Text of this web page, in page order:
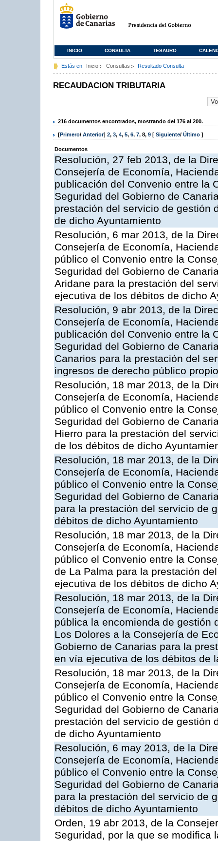
INICIO CONSULTA TESAURO
Estás en: Inicio Consultas Resultado Consulta
RECAUDACION TRIBUTARIA
216 documentos encontrados, mostrando del 176 al 200.
[Primero/ Anterior] 2, 3, 4, 5, 6, 7, 8, 9 [ Siguiente/ Último ]
Documentos
Resolución, 27 feb 2013, de la
Consejería de Economía,
publicación del Convenio entre la
Seguridad del Gobierno de
prestación del servicio de gestión
de dicho Ayuntamiento
Resolución, 6 mar 2013, de la
Consejería de Economía,
público el Convenio entre la
Seguridad del Gobierno de
Aridane para la prestación del
ejecutiva de los débitos de dicho
Resolución, 9 abr 2013, de la
Consejería de Economía,
publicación del Convenio entre la
Seguridad del Gobierno de
Canarios para la prestación del
ingresos de derecho público
Resolución, 18 mar 2013, de la
Consejería de Economía,
público el Convenio entre la
Seguridad del Gobierno de
Hierro para la prestación del
de los débitos de dicho
Resolución, 18 mar 2013, de la
Consejería de Economía,
público el Convenio entre la
Seguridad del Gobierno de
para la prestación del servicio de
débitos de dicho Ayuntamiento
Resolución, 18 mar 2013, de la
Consejería de Economía,
público el Convenio entre la
de La Palma para la prestación
ejecutiva de los débitos de dicho
Resolución, 18 mar 2013, de la
Consejería de Economía,
pública la encomienda de gestión
Los Dolores a la Consejería de
Gobierno de Canarias para la
en vía ejecutiva de los débitos de
Resolución, 18 mar 2013, de la
Consejería de Economía,
público el Convenio entre la
Seguridad del Gobierno de
prestación del servicio de gestión
de dicho Ayuntamiento
Resolución, 6 may 2013, de la
Consejería de Economía,
público el Convenio entre la
Seguridad del Gobierno de
para la prestación del servicio de
débitos de dicho Ayuntamiento
Orden, 19 abr 2013, de la
Seguridad, por la que se modifica